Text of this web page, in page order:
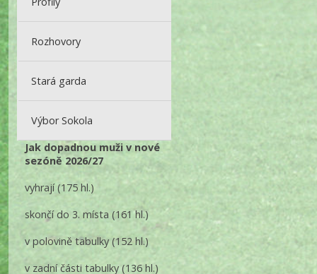
Rozhovory
Stará garda
Výbor Sokola
Jak dopadnou muži v nové
sezóně 2026/27
vyhrají(175 hl.)
skončí do 3. místa (161 hl.)
v polovině tabulky(152 hl.)
v zadní části tabulky (136 hl.)